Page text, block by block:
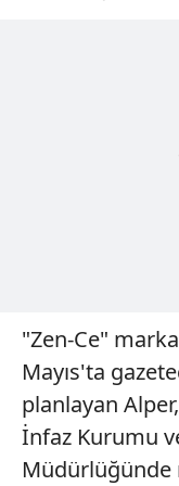
"Zen-Ce"
Mayıs'ta
planlayan
İnfaz Kurumu
Müdürlüğünde